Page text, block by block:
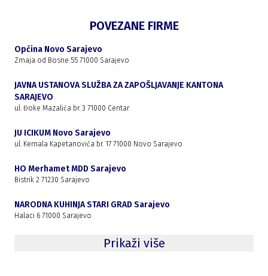
POVEZANE FIRME
Općina Novo Sarajevo
Zmaja od Bosne 55 71000 Sarajevo
JAVNA USTANOVA SLUŽBA ZA ZAPOŠLJAVANJE KANTONA
SARAJEVO
ul. Đoke Mazalića br. 3 71000 Centar
JU ICIKUM Novo Sarajevo
ul. Kemala Kapetanovića br. 17 71000 Novo Sarajevo
HO Merhamet MDD Sarajevo
Bistrik 2 71230 Sarajevo
NARODNA KUHINJA STARI GRAD Sarajevo
Halaci 6 71000 Sarajevo
Prikaži više